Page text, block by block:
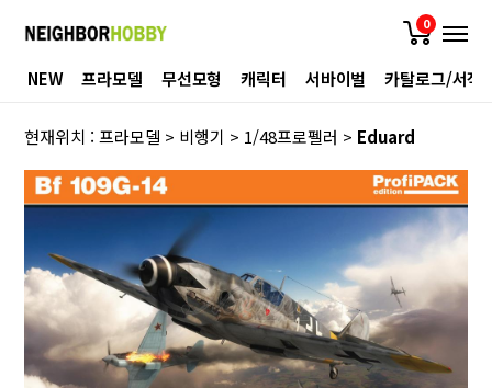
0
NEW 프라모델 무선모형 캐릭터 서바이벌 카탈로그/서적
현재위치 :프라모델 > 비행기 > 1/48프로펠러 > Eduard